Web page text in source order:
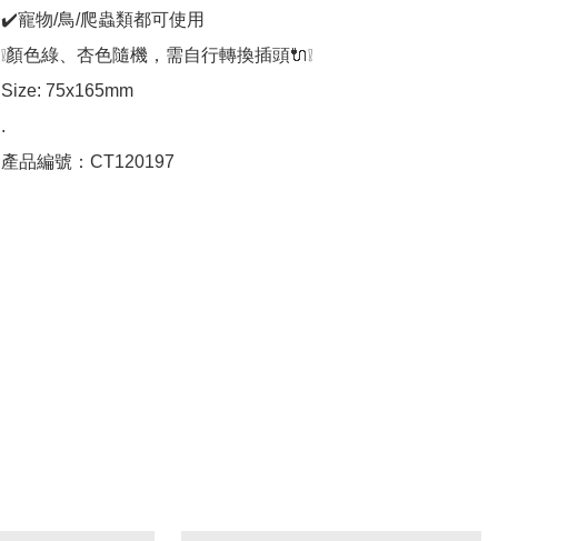
✔️寵物/鳥/爬蟲類都可使用
❕顏色綠、杏色隨機，需自行轉換插頭🔌❕
Size: 75x165mm
.
產品編號：CT120197